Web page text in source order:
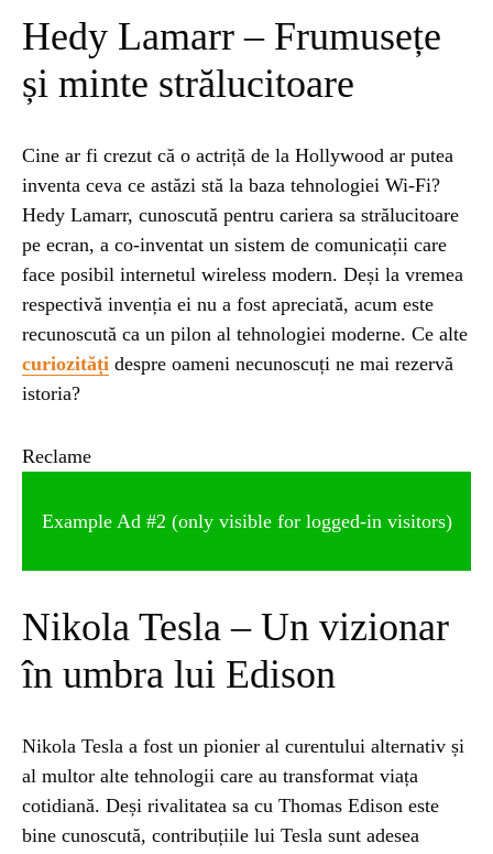
Hedy Lamarr – Frumusețe
și minte strălucitoare
Cine ar fi crezut că o actriță de la Hollywood ar putea
inventa ceva ce astăzi stă la baza tehnologiei Wi-Fi?
Hedy Lamarr, cunoscută pentru cariera sa strălucitoare
pe ecran, a co-inventat un sistem de comunicații care
face posibil internetul wireless modern. Deși la vremea
respectivă invenția ei nu a fost apreciată, acum este
recunoscută ca un pilon al tehnologiei moderne. Ce alte
curiozități despre oameni necunoscuți ne mai rezervă
istoria?
Reclame
Example Ad #2 (only visible for logged-in visitors)
Nikola Tesla – Un vizionar
în umbra lui Edison
Nikola Tesla a fost un pionier al curentului alternativ și
al multor alte tehnologii care au transformat viața
cotidiană. Deși rivalitatea sa cu Thomas Edison este
bine cunoscută, contribuțiile lui Tesla sunt adesea